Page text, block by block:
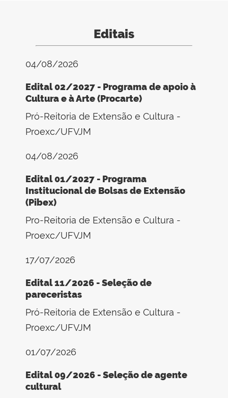
Editais
04/08/2026
Edital 02/2027 - Programa de apoio à
Cultura e à Arte (Procarte)
Pró-Reitoria de Extensão e Cultura -
Proexc/UFVJM
04/08/2026
Edital 01/2027 - Programa
Institucional de Bolsas de Extensão
(Pibex)
Pro-Reitoria de Extensão e Cultura -
Proexc/UFVJM
17/07/2026
Edital 11/2026 - Seleção de
pareceristas
Pró-Reitoria de Extensão e Cultura -
Proexc/UFVJM
01/07/2026
Edital 09/2026 - Seleção de agente
cultural